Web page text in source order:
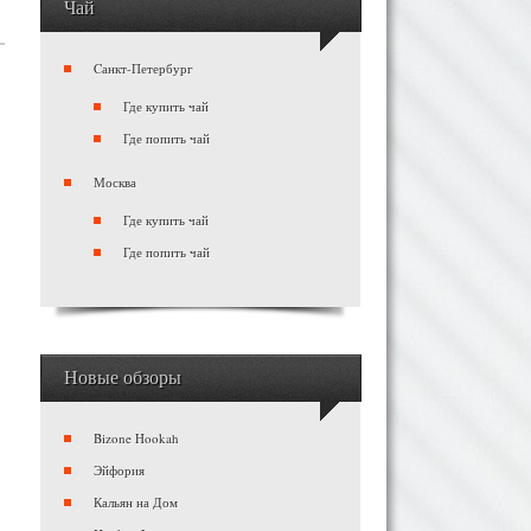
Чай
Cанкт-Петербург
Где купить чай
Где попить чай
Москва
Где купить чай
Где попить чай
Новые обзоры
Bizone Hookah
Эйфория
Кальян на Дом